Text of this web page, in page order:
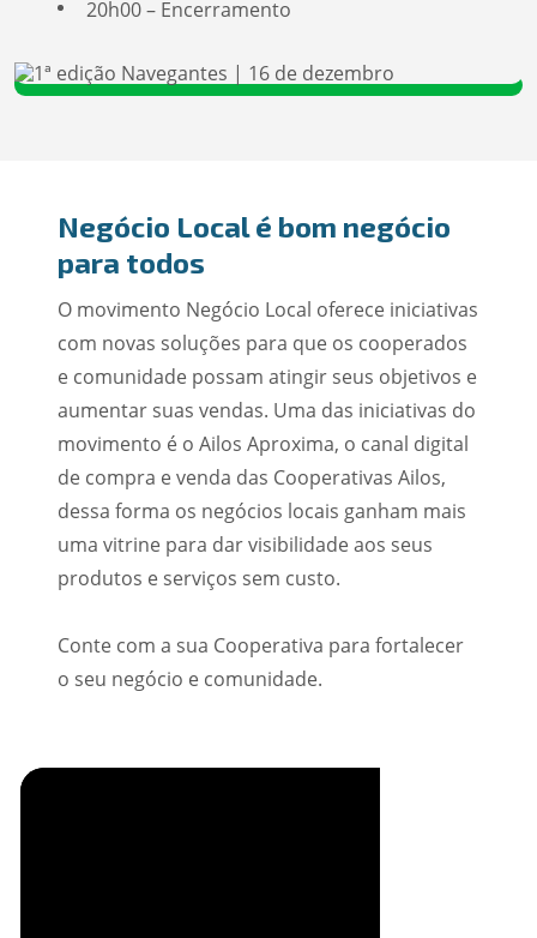
20h00 – Encerramento
Negócio Local é bom negócio
para todos
O movimento Negócio Local oferece iniciativas
com novas soluções para que os cooperados
e comunidade possam atingir seus objetivos e
aumentar suas vendas. Uma das iniciativas do
movimento é o Ailos Aproxima, o canal digital
de compra e venda das Cooperativas Ailos,
dessa forma os negócios locais ganham mais
uma vitrine para dar visibilidade aos seus
produtos e serviços sem custo.
Conte com a sua Cooperativa para fortalecer
o seu negócio e comunidade.